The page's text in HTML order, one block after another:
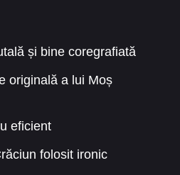
și bine coregrafiată
originală a lui Moș
eficient
folosit ironic